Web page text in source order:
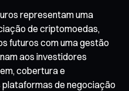
representam uma
de criptomoedas,
futuros com uma gestão
aos investidores
cobertura e
plataformas de negociação